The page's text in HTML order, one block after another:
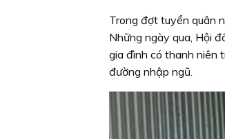
Trong đợt tuyển quân
Những ngày qua, Hội
gia đình có thanh niên
đường nhập ngũ.